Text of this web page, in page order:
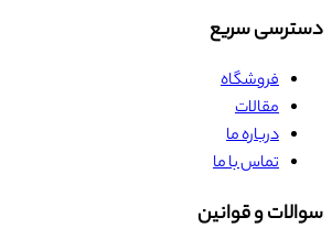
دسترسی سریع
فروشگاه
مقالات
درباره ما
تماس با ما
سوالات و قوانین